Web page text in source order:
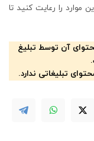
موارد را رعایت کنید تا
آن توسط تبلیغ
تبلیغاتی ندارد.